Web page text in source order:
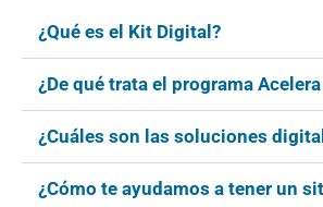
¿Qué es el Kit Digital?
¿De qué trata el programa Acelera
¿Cuáles son las soluciones
¿Cómo te ayudamos a tener un